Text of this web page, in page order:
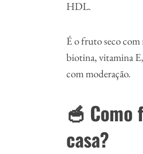
HDL.
É o fruto seco com
biotina, vitamina
com moderação.
🥣 Como
casa?